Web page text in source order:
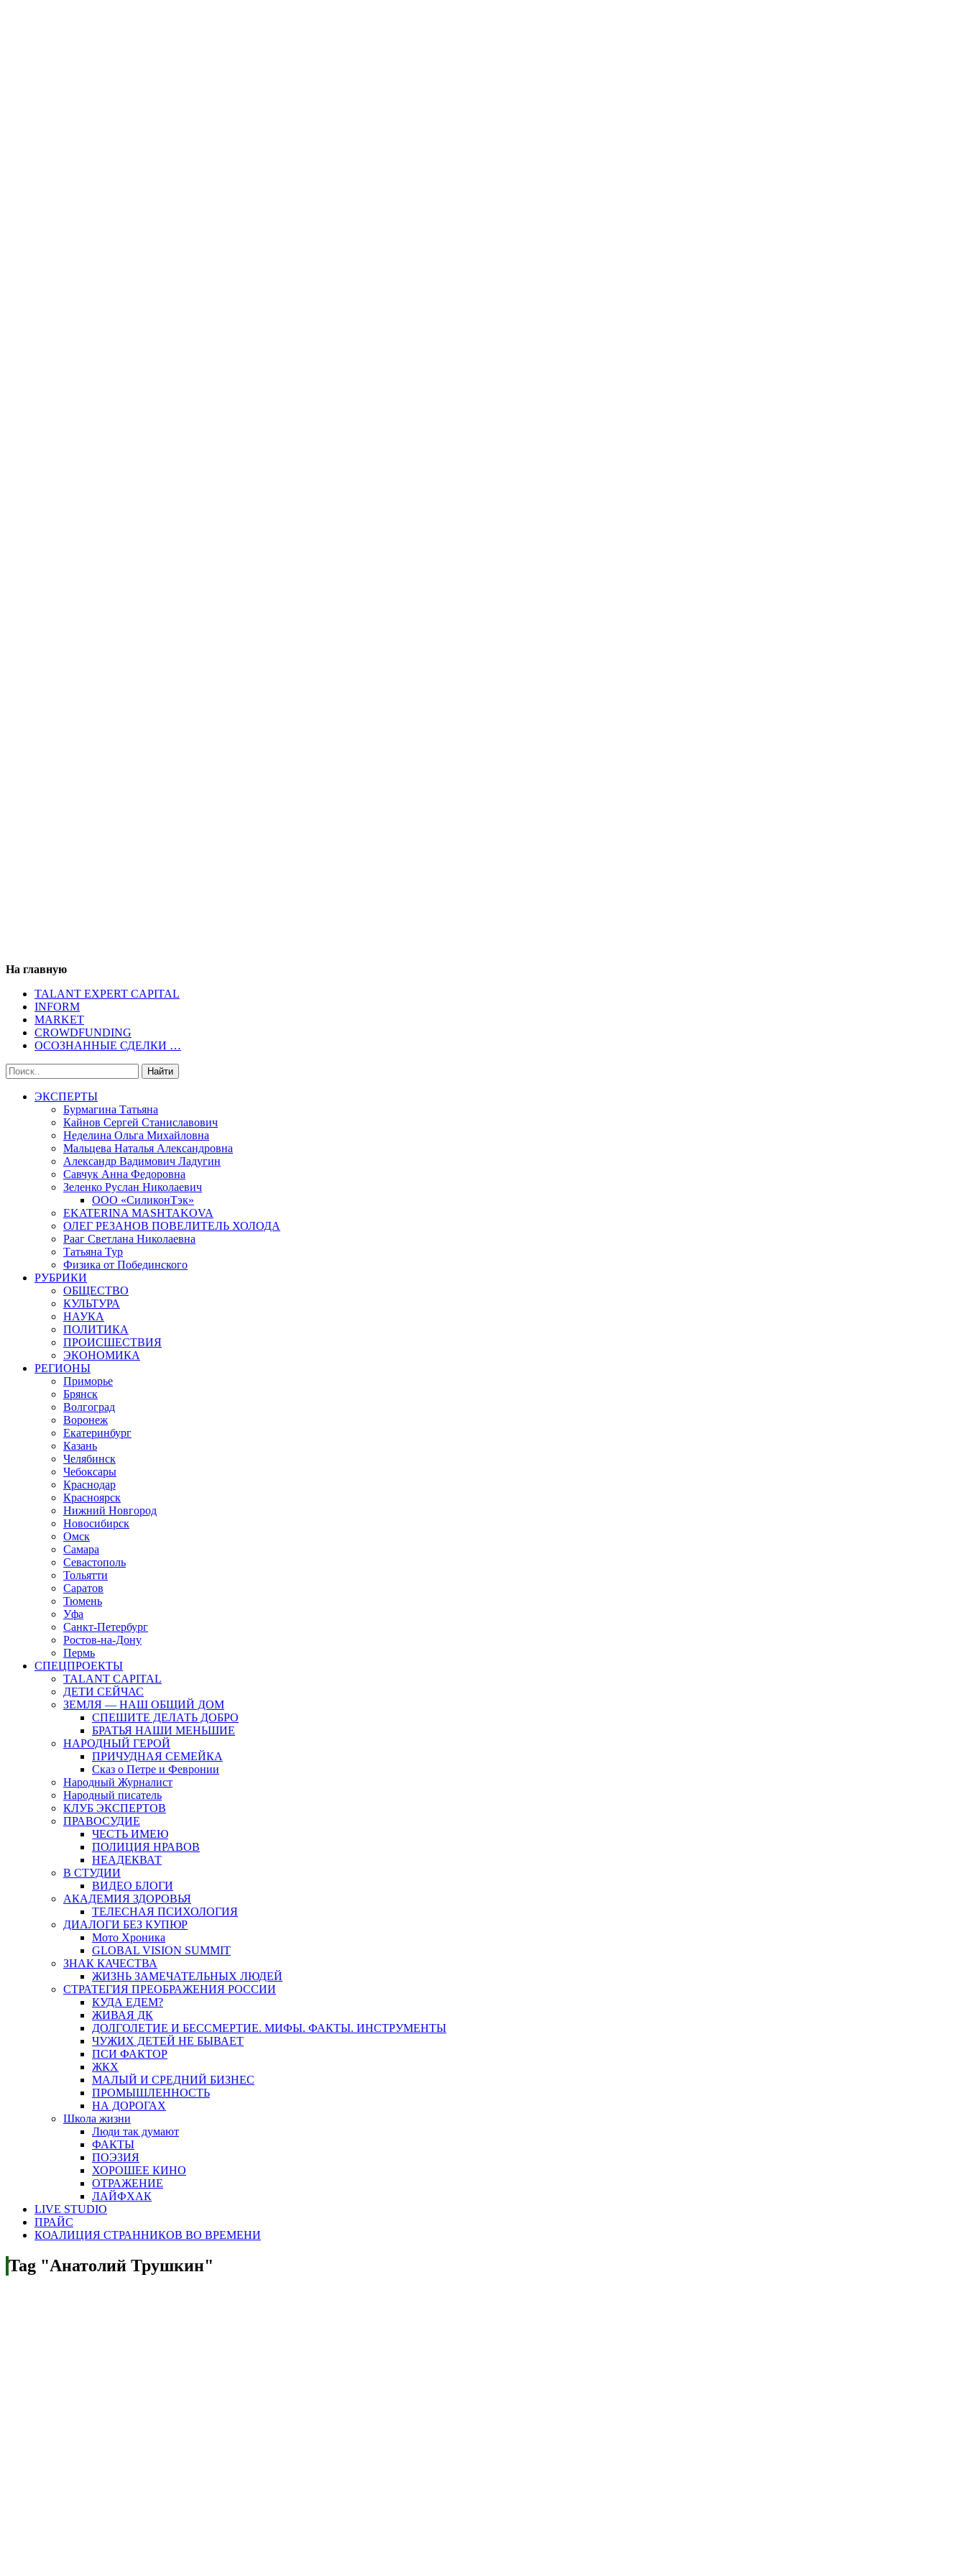
На главную
TALANT EXPERT CAPITAL
INFORM
MARKET
CROWDFUNDING
ОСОЗНАННЫЕ СДЕЛКИ …
ЭКСПЕРТЫ
Бурмагина Татьяна
Кайнов Сергей Станиславович
Неделина Ольга Михайловна
Мальцева Наталья Александровна
Александр Вадимович Ладугин
Савчук Анна Федоровна
Зеленко Руслан Николаевич
ООО «СиликонТэк»
EKATERINA MASHTAKOVA
ОЛЕГ РЕЗАНОВ ПОВЕЛИТЕЛЬ ХОЛОДА
Рааг Светлана Николаевна
Татьяна Тур
Физика от Побединского
РУБРИКИ
ОБЩЕСТВО
КУЛЬТУРА
НАУКА
ПОЛИТИКА
ПРОИСШЕСТВИЯ
ЭКОНОМИКА
РЕГИОНЫ
Приморье
Брянск
Волгоград
Воронеж
Екатеринбург
Казань
Челябинск
Чебоксары
Краснодар
Красноярск
Нижний Новгород
Новосибирск
Омск
Самара
Севастополь
Тольятти
Саратов
Тюмень
Уфа
Санкт-Петербург
Ростов-на-Дону
Пермь
СПЕЦПРОЕКТЫ
TALANT CAPITAL
ДЕТИ СЕЙЧАС
ЗЕМЛЯ — НАШ ОБЩИЙ ДОМ
СПЕШИТЕ ДЕЛАТЬ ДОБРО
БРАТЬЯ НАШИ МЕНЬШИЕ
НАРОДНЫЙ ГЕРОЙ
ПРИЧУДНАЯ СЕМЕЙКА
Сказ о Петре и Февронии
Народный Журналист
Народный писатель
КЛУБ ЭКСПЕРТОВ
ПРАВОСУДИЕ
ЧЕСТЬ ИМЕЮ
ПОЛИЦИЯ НРАВОВ
НЕАДЕКВАТ
В СТУДИИ
ВИДЕО БЛОГИ
АКАДЕМИЯ ЗДОРОВЬЯ
ТЕЛЕСНАЯ ПСИХОЛОГИЯ
ДИАЛОГИ БЕЗ КУПЮР
Мото Хроника
GLOBAL VISION SUMMIT
ЗНАК КАЧЕСТВА
ЖИЗНЬ ЗАМЕЧАТЕЛЬНЫХ ЛЮДЕЙ
СТРАТЕГИЯ ПРЕОБРАЖЕНИЯ РОССИИ
КУДА ЕДЕМ?
ЖИВАЯ ДК
ДОЛГОЛЕТИЕ И БЕССМЕРТИЕ. МИФЫ. ФАКТЫ. ИНСТРУМЕНТЫ
ЧУЖИХ ДЕТЕЙ НЕ БЫВАЕТ
ПСИ ФАКТОР
ЖКХ
МАЛЫЙ И СРЕДНИЙ БИЗНЕС
ПРОМЫШЛЕННОСТЬ
НА ДОРОГАХ
Школа жизни
Люди так думают
ФАКТЫ
ПОЭЗИЯ
ХОРОШЕЕ КИНО
ОТРАЖЕНИЕ
ЛАЙФХАК
LIVE STUDIO
ПРАЙС
КОАЛИЦИЯ СТРАННИКОВ ВО ВРЕМЕНИ
Tag "Анатолий Трушкин"